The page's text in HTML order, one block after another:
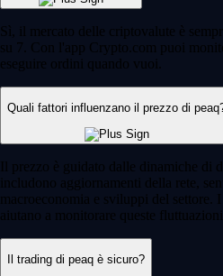
Sì, il mercato delle criptovalute è
su 7. Con l'app Crypto.com puoi
eseguire ordini quando vuoi.
Quali fattori influenzano il prezzo di
Il prezzo è guidato dalle dinamiche di
includono aggiornamenti della rete,
macroeconomia e sviluppi del
aiutano a monitorare queste
Il trading di peaq è sicuro?